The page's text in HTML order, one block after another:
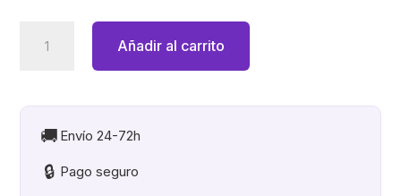
ILUSIONISTAS
Añadir al carrito
🚚 Envío 24-72h
🔒 Pago seguro